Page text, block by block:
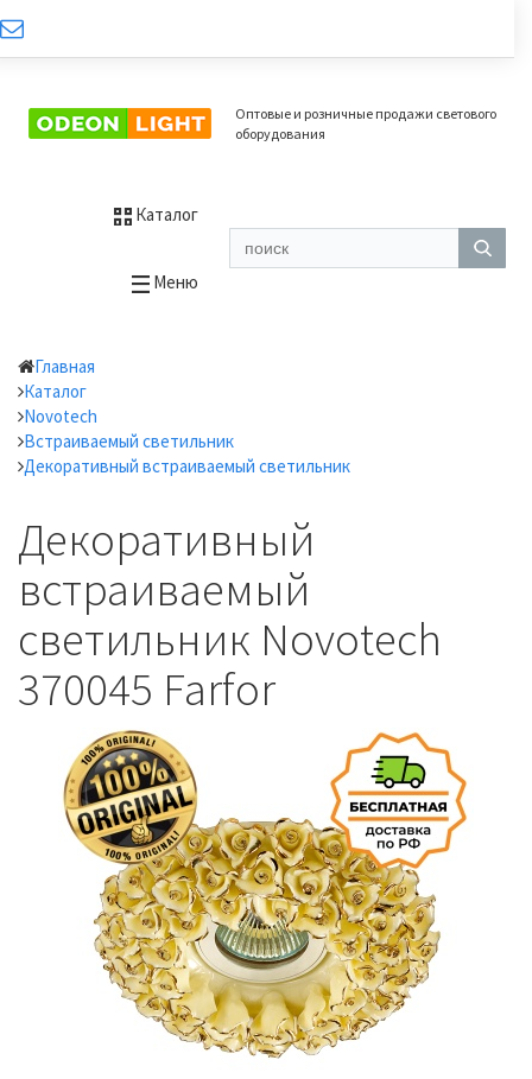
Оптовые и розничные продажи светового
оборудования
Каталог
Меню
Главная
Каталог
Novotech
Встраиваемый светильник
Декоративный встраиваемый светильник
Декоративный
встраиваемый
светильник Novotech
370045 Farfor